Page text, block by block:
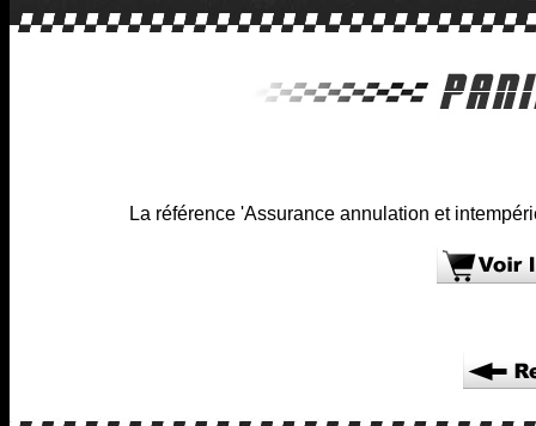
La référence 'Assurance annulation et